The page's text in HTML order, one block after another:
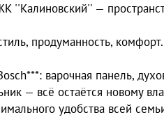
''Калиновский'' —
продуманность,
варочная панель,
— всё остаётся новому
удобства всей